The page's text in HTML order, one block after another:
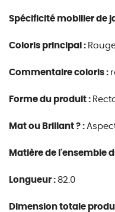
Spécificité mobilier de
Coloris principal :
Commentaire coloris :
Forme du produit :
Mat ou Brillant ? :
Matière de l'ensemble
Longueur : 82.0
Dimension totale